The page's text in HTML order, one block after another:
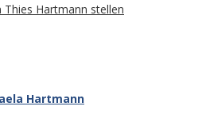
Thies Hartmann stellen
Hartmann